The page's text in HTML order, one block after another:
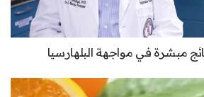
مبشرة في مواجهة البلهارسيا